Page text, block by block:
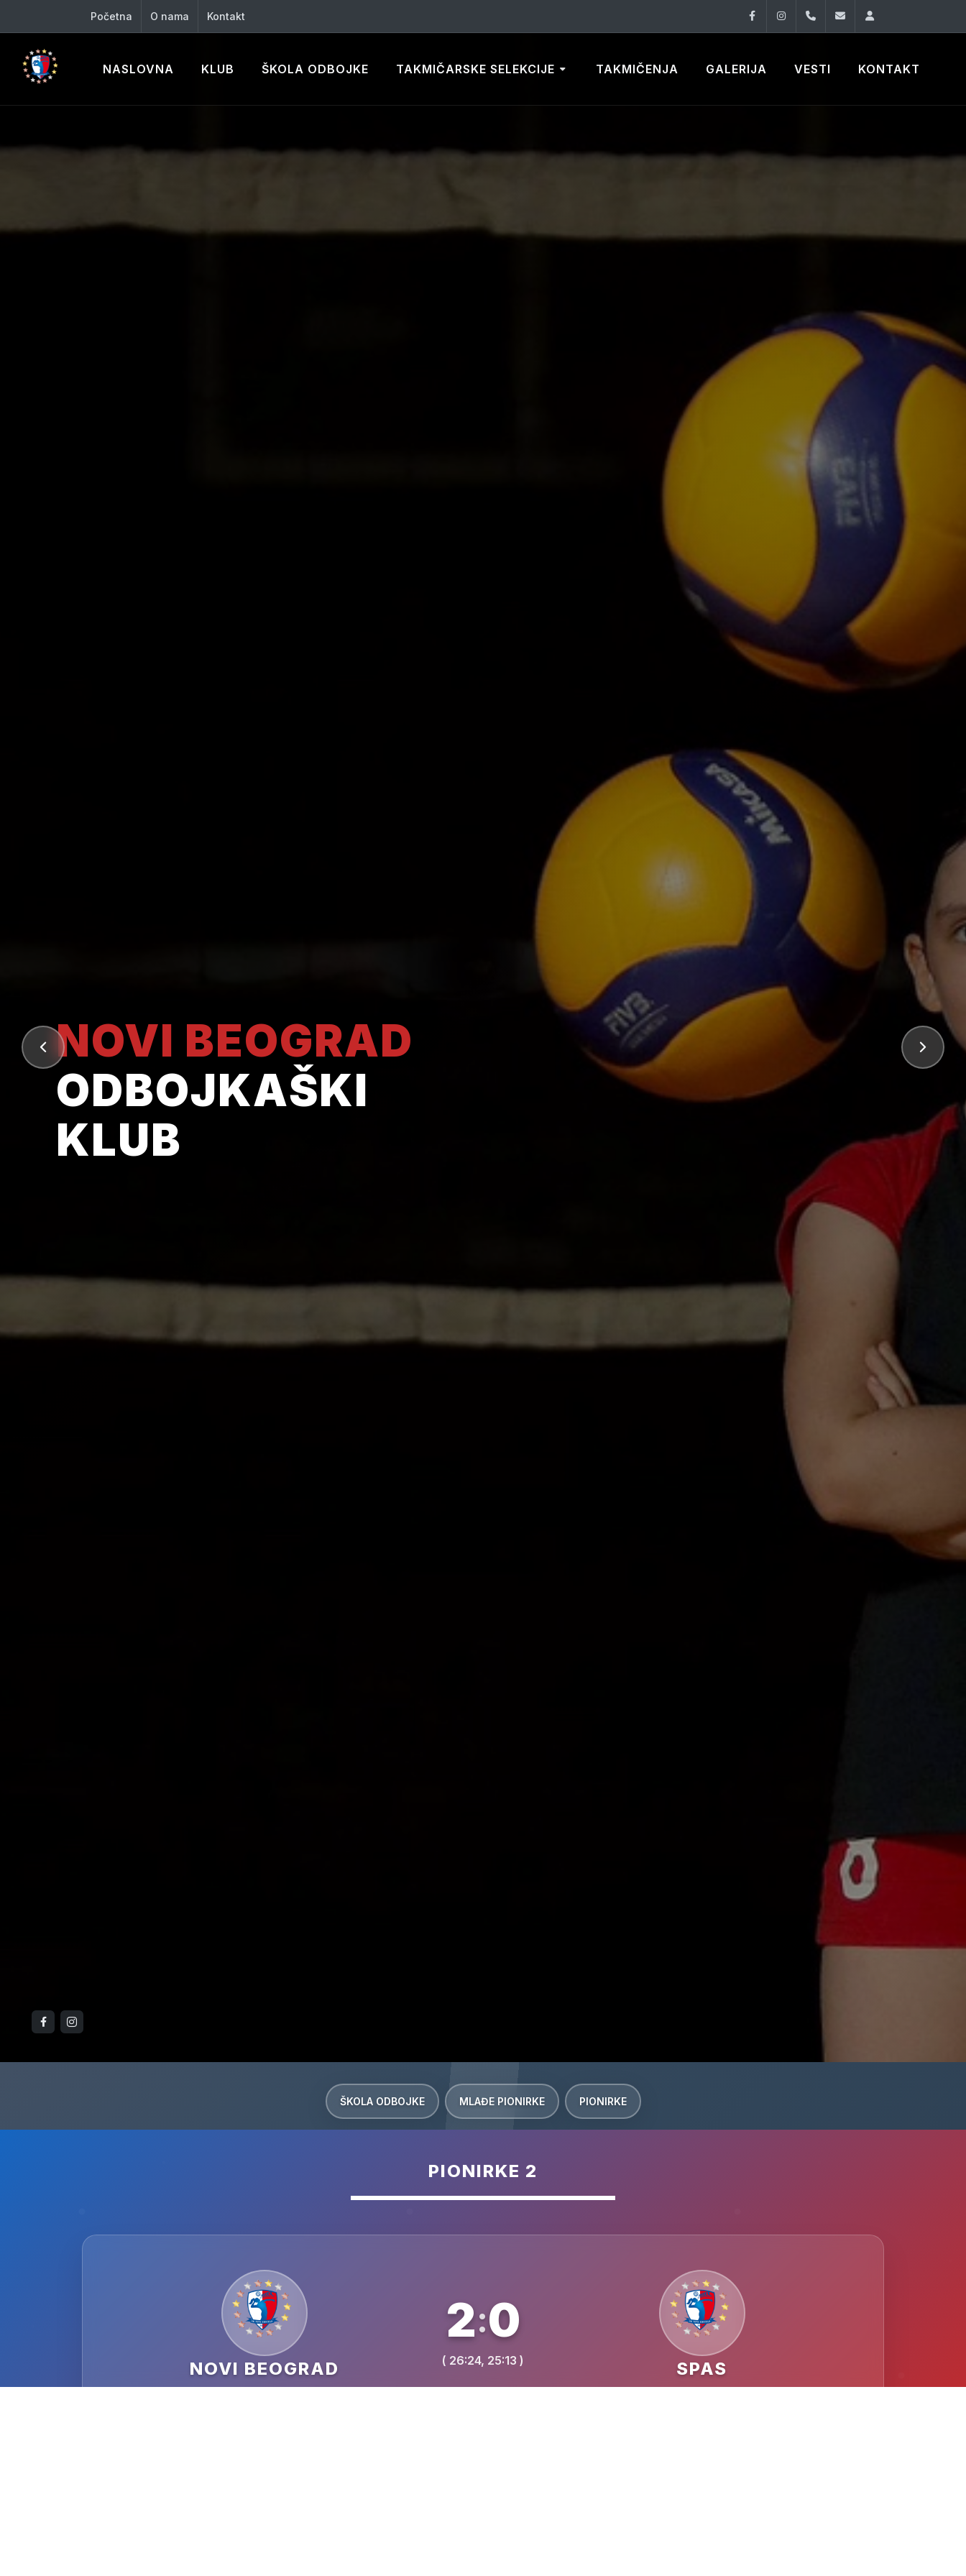
Početna O nama Kontakt FacebookInstagram060 33 86 930
NASLOVNA KLUB ŠKOLA ODBOJKE TAKMIČARSKE SELEKCIJE TAKMIČENJA GALERIJA VESTI KONTAKT
NOVI BEOGRAD
ODBOJKAŠKI
KLUB
ŠKOLA ODBOJKE MLAĐE PIONIRKE PIONIRKE
PIONIRKE 2
NOVI BEOGRAD
2:0
( 26:24, 25:13 ) SPAS